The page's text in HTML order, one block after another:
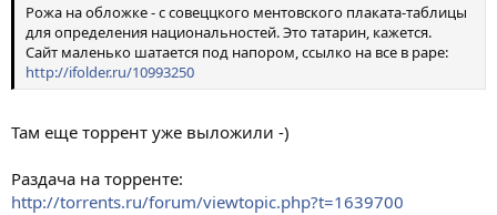
Рожа на обложке - с совеццкого ментовского плаката-таблицы
для определения национальностей. Это татарин, кажется.
Сайт маленько шатается под напором, ссылко на все в раре:
http://ifolder.ru/10993250
Там еще торрент уже выложили -)
Раздача на торренте:
http://torrents.ru/forum/viewtopic.php?t=1639700